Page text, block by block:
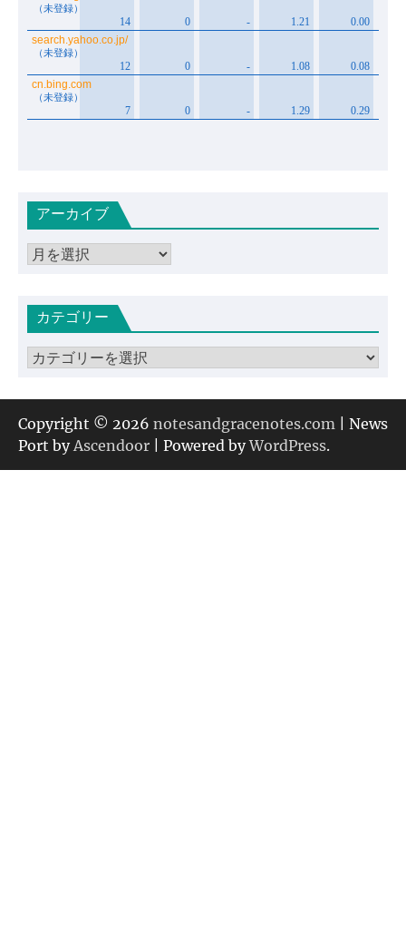
アーカイブ
ア
イカテゴリー
カ
ゴ
リ
ー
Copyright © 2026 notesandgracenotes.com | News
Port byAscendoor | Powered byWordPress.